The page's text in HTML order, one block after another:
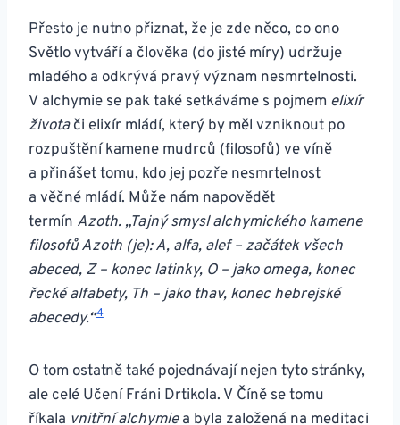
Přesto je nutno přiznat, že je zde něco, co ono
Světlo vytváří a člověka (do jisté míry) udržuje
mladého a odkrývá pravý význam nesmrtelnosti.
V alchymie se pak také setkáváme s pojmem elixír
životači elixír mládí, který by měl vzniknout po
rozpuštění kamene mudrců (filosofů) ve víně
a přinášet tomu, kdo jej pozře nesmrtelnost
a věčné mládí. Může nám napovědět
termín Azoth. „Tajný smysl alchymického kamene
filosofů Azoth (je): A, alfa, alef – začátek všech
abeced, Z – konec latin­ky, O – jako omega, konec
řecké alfabety, Th – jako thav, konec hebrejské
abecedy.“4
O tom ostatně také pojednávají nejen tyto stránky,
ale celé Učení Fráni Drtikola. V Číně se tomu
říkala vnitřní alchymiea byla založená na meditaci